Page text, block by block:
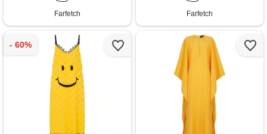
Farfetch
Farfetch